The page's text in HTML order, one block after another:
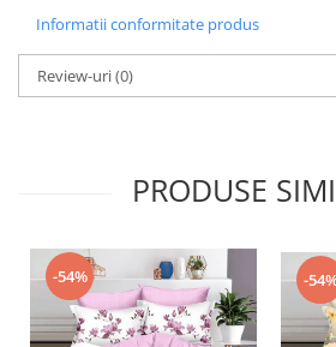
Informatii conformitate produs
Review-uri(0)
PRODUSE
-54% -